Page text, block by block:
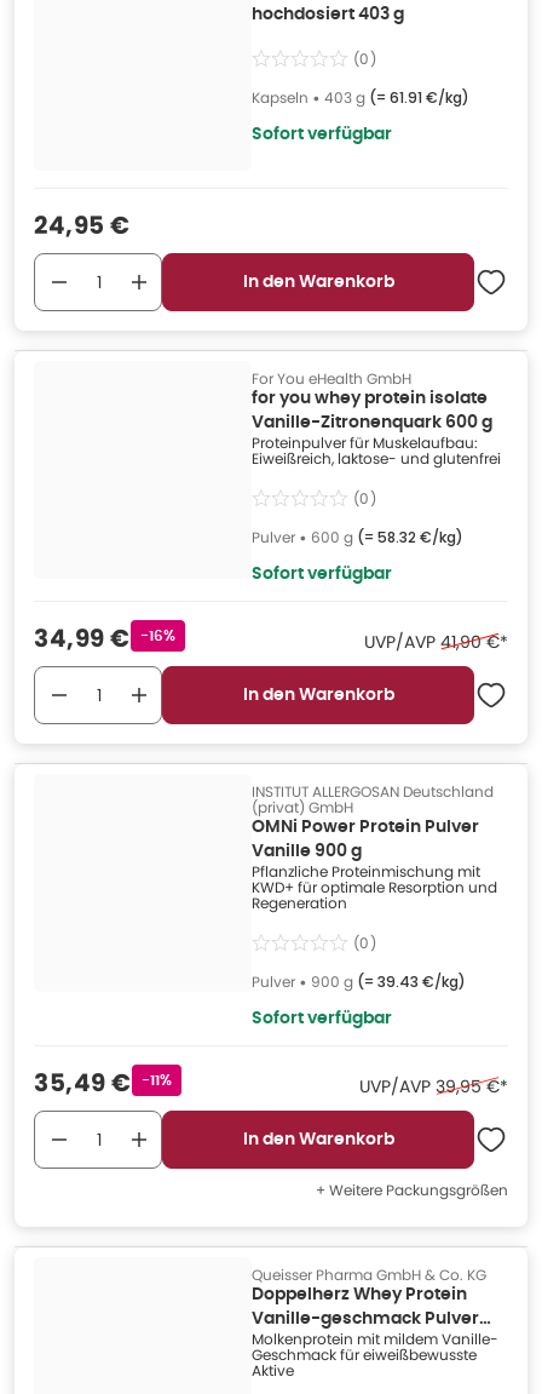
hochdosiert 403 g
(0)
Kapseln • 403 g (= 61.91 €/kg)
Sofort verfügbar
Verkaufspreis
24,95 €
In den Warenkorb
For You eHealth GmbH
for you whey protein isolate
Vanille-Zitronenquark 600 g
Proteinpulver für Muskelaufbau:
Eiweißreich, laktose- und glutenfrei
(0)
Pulver • 600 g (= 58.32 €/kg)
Sofort verfügbar
Verkaufspreis
34,99 € Rabattstempel
-16% UVP/AVP Ehemaliger
41,90 €*
In den Warenkorb
INSTITUT ALLERGOSAN Deutschland
(privat) GmbH
OMNi Power Protein Pulver
Vanille 900 g
Pflanzliche Proteinmischung mit
KWD+ für optimale Resorption und
Regeneration
(0)
Pulver • 900 g (= 39.43 €/kg)
Sofort verfügbar
Verkaufspreis
35,49 € Rabattstempel
-11% UVP/AVP Ehemaliger
39,95 €*
In den Warenkorb
+ Weitere Packungsgrößen
Queisser Pharma GmbH & Co. KG
Doppelherz Whey Protein
Vanille-geschmack Pulver
300 g
Molkenprotein mit mildem Vanille-
Geschmack für eiweißbewusste
Aktive